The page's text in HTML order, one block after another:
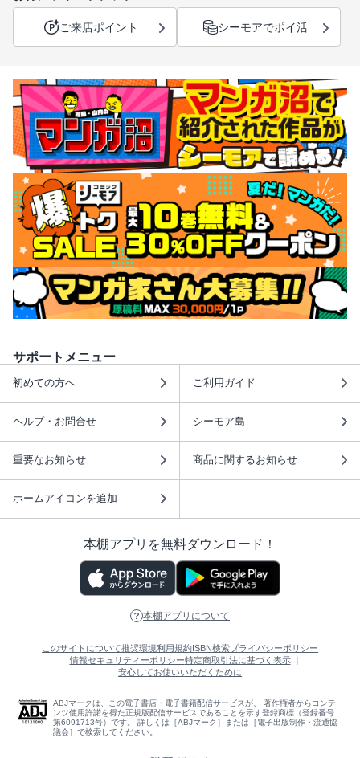
ご来店ポイント シーモアでポイ活
サポートメニュー
初めての方へ ご利用ガイド
ヘルプ・お問合せ シーモア島
重要なお知らせ 商品に関するお知らせ
ホームアイコンを追加
本棚アプリを無料ダウンロード！
本棚アプリについて
このサイトについて推奨環境利用規約 ISBN検索プライバシーポリシー
情報セキュリティーポリシー特定商取引法に基づく表示
安心してお使いいただくために
ABJマークは、この電子書店・電子書籍配信サービスが、 著作権者からコンテ
ンツ使用許諾を得た正規版配信サービスであることを示す登録商標（登録番号
第6091713号）です。 詳しくは［ABJマーク］または［電子出版制作・流通協
議会］で検索してください。